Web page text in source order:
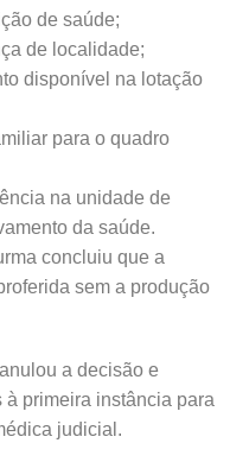
de saúde;
de localidade;
disponível na lotação
para o quadro
na unidade de
da saúde.
concluiu que a
sem a produção
a decisão e
à primeira instância para
judicial.